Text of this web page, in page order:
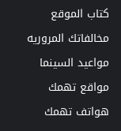
كتاب الموقع
مخالفاتك المروريه
مواعيد السينما
مواقع تهمك
هواتف تهمك